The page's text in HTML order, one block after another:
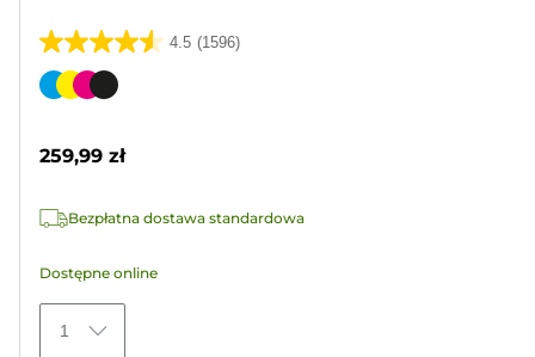
4.5 (1596)
4.5
na
1596
Wkład
259,99 zł
Bezpłatna dostawa standardowa
Dostępne online
1